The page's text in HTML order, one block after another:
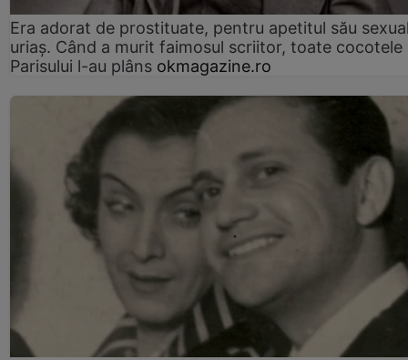
Era adorat de prostituate, pentru apetitul său
uriaș. Când a murit faimosul scriitor, toate cocotele
Parisului l-au plâns okmagazine.ro